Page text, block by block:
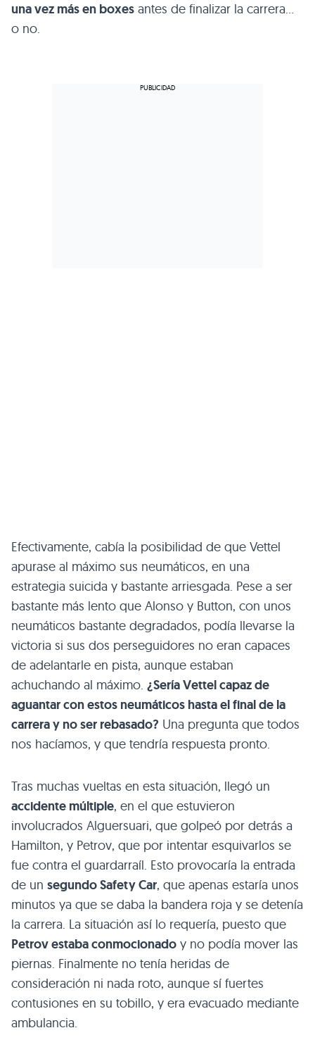
una vez más en boxes antes de finalizar la carrera…
o no.
Efectivamente, cabía la posibilidad de que Vettel
apurase al máximo sus neumáticos, en una
estrategia suicida y bastante arriesgada. Pese a ser
bastante más lento que Alonso y Button, con unos
neumáticos bastante degradados, podía llevarse la
victoria si sus dos perseguidores no eran capaces
de adelantarle en pista, aunque estaban
achuchando al máximo. ¿Sería Vettel capaz de
aguantar con estos neumáticos hasta el final de la
carrera y no ser rebasado? Una pregunta que todos
nos hacíamos, y que tendría respuesta pronto.
Tras muchas vueltas en esta situación, llegó un
accidente múltiple, en el que estuvieron
involucrados Alguersuari, que golpeó por detrás a
Hamilton, y Petrov, que por intentar esquivarlos se
fue contra el guardarraíl. Esto provocaría la entrada
de un segundo Safety Car, que apenas estaría unos
minutos ya que se daba la bandera roja y se detenía
la carrera. La situación así lo requería, puesto que
Petrov estaba conmocionado y no podía mover las
piernas. Finalmente no tenía heridas de
consideración ni nada roto, aunque sí fuertes
contusiones en su tobillo, y era evacuado mediante
ambulancia.